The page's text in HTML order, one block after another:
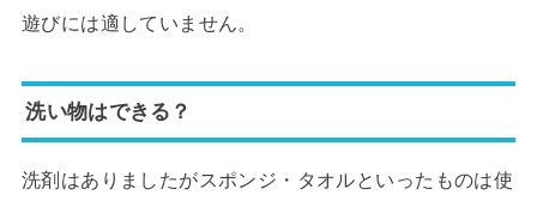
遊びには適していません。
洗い物はできる？
洗剤はありましたがスポンジ・タオルといったものは使